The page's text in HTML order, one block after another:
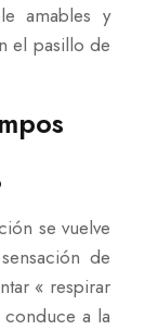
amables y
el pasillo de
se vuelve
de
« respirar
a la